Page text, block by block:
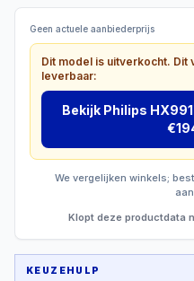
Geen actuele aanbiederprijs
Dit model is uitverkocht.
leverbaar:
Bekijk Philips
We vergelijken winkels;
Klopt deze productdata
KEUZEHULP